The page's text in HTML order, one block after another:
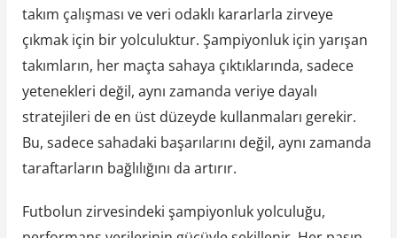
takım çalışması ve veri odaklı kararlarla zirveye
çıkmak için bir yolculuktur. Şampiyonluk için yarışan
takımların, her maçta sahaya çıktıklarında, sadece
yetenekleri değil, aynı zamanda veriye dayalı
stratejileri de en üst düzeyde kullanmaları gerekir.
Bu, sadece sahadaki başarılarını değil, aynı zamanda
taraftarların bağlılığını da artırır.
Futbolun zirvesindeki şampiyonluk yolculuğu,